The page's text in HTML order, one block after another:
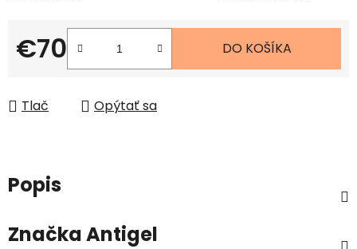
€70
Jednotková cena:
DO KOŠÍKA
Tlač Opýtať sa
Popis
ZnačkaAntigel